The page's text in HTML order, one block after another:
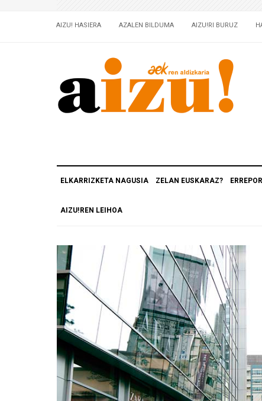
AIZU! HASIERA AZALEN BILDUMA AIZU!RI BURUZ
ELKARRIZKETA NAGUSIA ZELAN EUSKARAZ?
AIZU!REN LEIHOA